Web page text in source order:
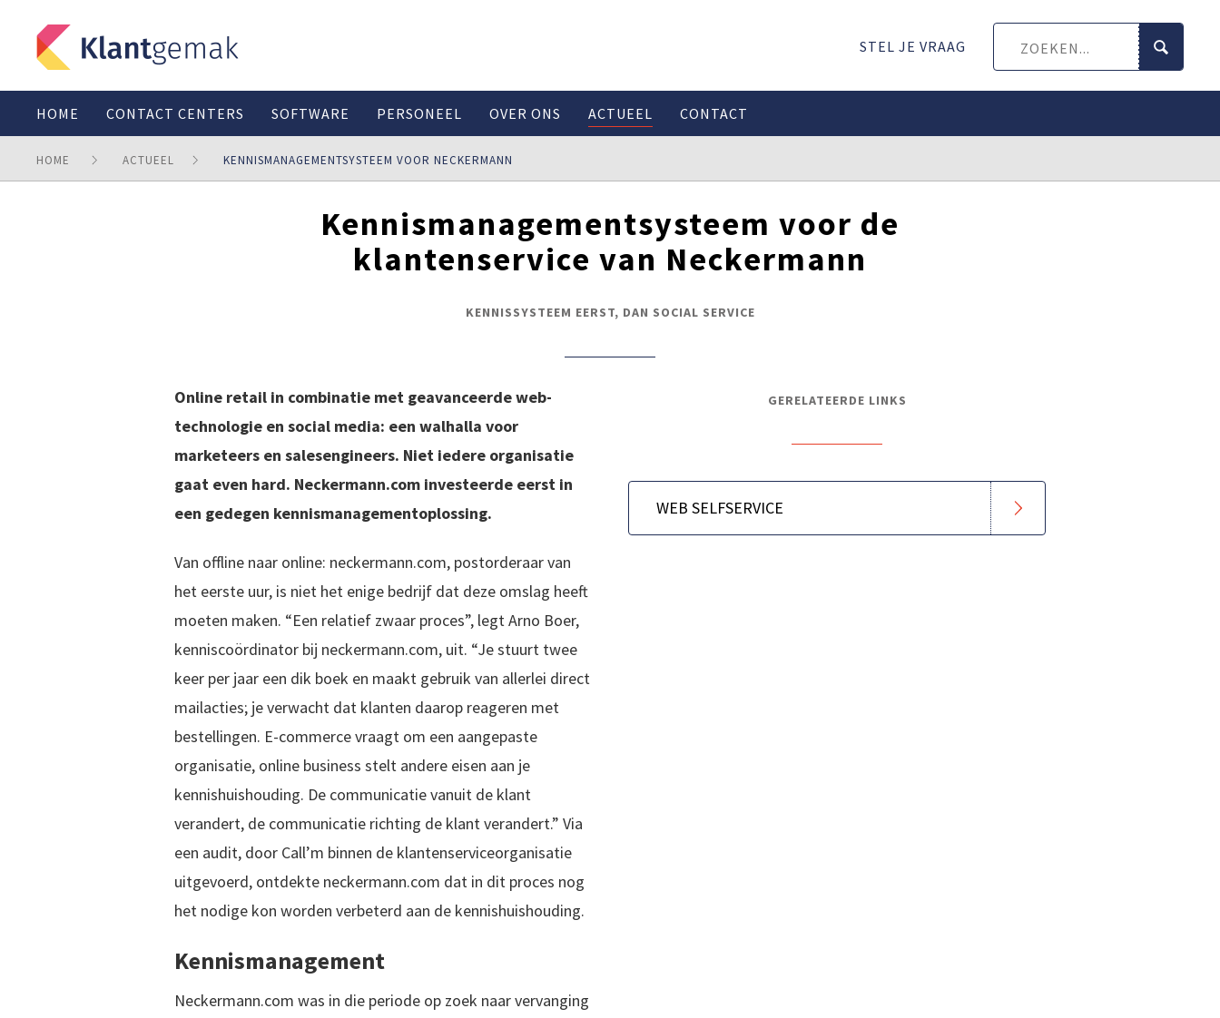
STEL JE VRAAG
HOME CONTACT CENTERS SOFTWARE PERSONEEL OVER ONS ACTUEEL CONTACT
HOME ACTUEEL KENNISMANAGEMENTSYSTEEM VOOR NECKERMANN
Kennismanagementsysteem voor de
klantenservice van Neckermann
KENNISSYSTEEM EERST, DAN SOCIAL SERVICE
Online retail in combinatie met geavanceerde web-
technologie en social media: een walhalla voor
marketeers en salesengineers. Niet iedere organisatie
gaat even hard. Neckermann.com investeerde eerst in
een gedegen kennismanagementoplossing.
Van offline naar online: neckermann.com, postorderaar van
het eerste uur, is niet het enige bedrijf dat deze omslag heeft
moeten maken. “Een relatief zwaar proces”, legt Arno Boer,
kenniscoördinator bij neckermann.com, uit. “Je stuurt twee
keer per jaar een dik boek en maakt gebruik van allerlei direct
mailacties; je verwacht dat klanten daarop reageren met
bestellingen. E-commerce vraagt om een aangepaste
organisatie, online business stelt andere eisen aan je
kennishuishouding. De communicatie vanuit de klant
verandert, de communicatie richting de klant verandert.” Via
een audit, door Call’m binnen de klantenserviceorganisatie
uitgevoerd, ontdekte neckermann.com dat in dit proces nog
het nodige kon worden verbeterd aan de kennishuishouding.
Kennismanagement
Neckermann.com was in die periode op zoek naar vervanging
GERELATEERDE LINKS
WEB SELFSERVICE